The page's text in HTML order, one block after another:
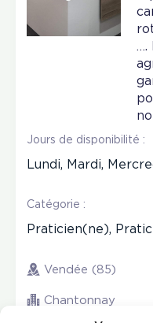
….
Jours de disponibilité :
Lundi, Mardi,
Catégorie :
Praticien(ne),
Vendée (85)
Chantonnay